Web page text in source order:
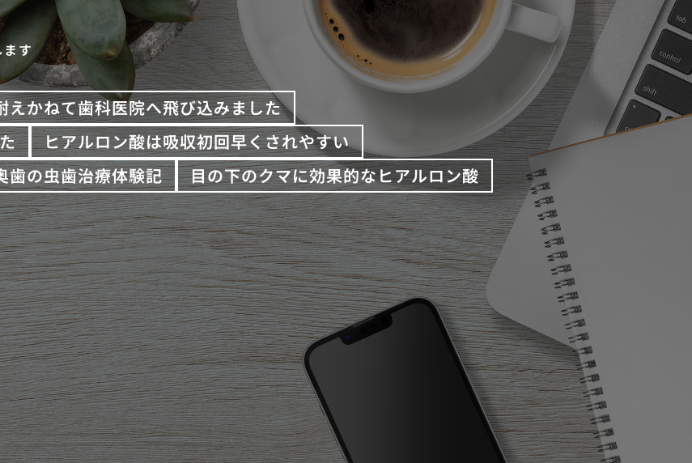
ます
かねて歯科医院へ飛び込みました
ヒアルロン酸は吸収初回早くされやすい
歯の虫歯治療体験記
目の下のクマに効果的なヒアルロン酸